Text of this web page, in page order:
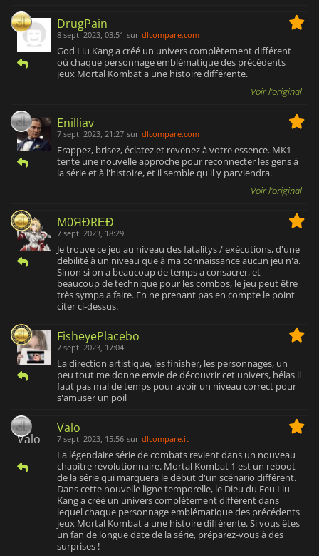
DrugPain
8 sept. 2023, 03:51 sur dlcompare.com
God Liu Kang a créé un univers complètement différent
où chaque personnage emblématique des précédents
jeux Mortal Kombat a une histoire différente.
Voir l'original
Enilliav
7 sept. 2023, 21:27 sur dlcompare.com
Frappez, brisez, éclatez et revenez à votre essence. MK1
tente une nouvelle approche pour reconnecter les gens à
la série et à l'histoire, et il semble qu'il y parviendra.
Voir l'original
M0ЯĐRΕĐ
7 sept. 2023, 18:29
Je trouve ce jeu au niveau des fatalitys / exécutions, d'une
débilité à un niveau que à ma connaissance aucun jeu n'a.
Sinon si on a beaucoup de temps a consacrer, et
beaucoup de technique pour les combos, le jeu peut être
très sympa a faire. En ne prenant pas en compte le point
citer ci-dessus.
FisheyePlacebo
7 sept. 2023, 17:04
La direction artistique, les finisher, les personnages, un
peu tout me donne envie de découvrir cet univers, hélas il
faut pas mal de temps pour avoir un niveau correct pour
s'amuser un poil
Valo
7 sept. 2023, 15:56 sur dlcompare.it
La légendaire série de combats revient dans un nouveau
chapitre révolutionnaire. Mortal Kombat 1 est un reboot
de la série qui marquera le début d'un scénario différent.
Dans cette nouvelle ligne temporelle, le Dieu du Feu Liu
Kang a créé un univers complètement différent dans
lequel chaque personnage emblématique des précédents
jeux Mortal Kombat a une histoire différente. Si vous êtes
un fan de longue date de la série, préparez-vous à des
surprises !